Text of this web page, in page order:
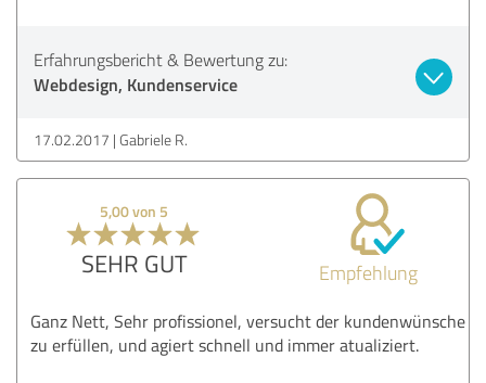
Erfahrungsbericht & Bewertung zu:
Webdesign, Kundenservice
17.02.2017 Gabriele R.
5,00 von 5
SEHR GUT Empfehlung
Ganz Nett, Sehr profissionel, versucht der kundenwünsche
zu erfüllen, und agiert schnell und immer atualiziert.